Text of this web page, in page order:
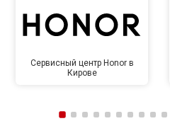
Сервисный центр Honor в
Кирове